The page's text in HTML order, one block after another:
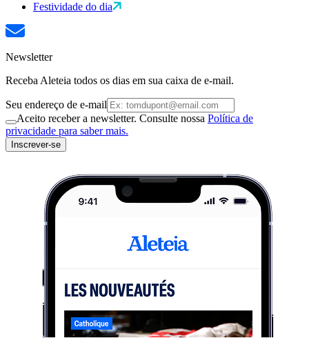
Festividade do dia
Newsletter
Receba Aleteia todos os dias em sua caixa de e-mail.
Seu endereço de e-mail
Aceito receber a newsletter. Consulte nossa Política de
privacidade para saber mais.
Inscrever-se